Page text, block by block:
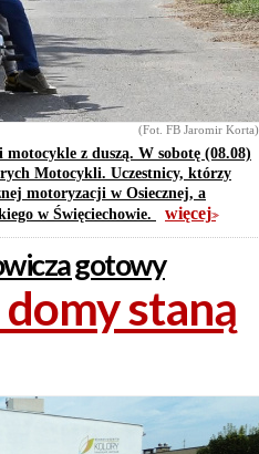
(Fot. FB Jaromir Korta)
z duszą. W sobotę (08.08)
Motocykli. Uczestnicy, którzy
motoryzacji w Osiecznej, a
w Święciechowie.
więcej>>
gotowy
staną